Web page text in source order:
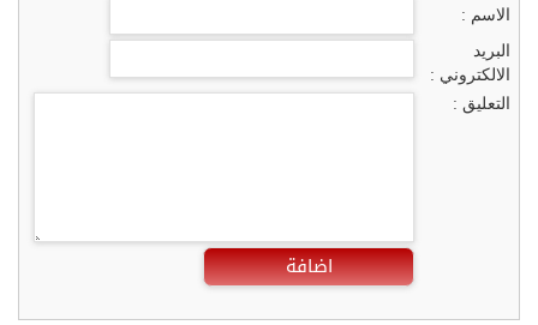
الاسم :
البريد
الالكتروني :
التعليق :
اضافة